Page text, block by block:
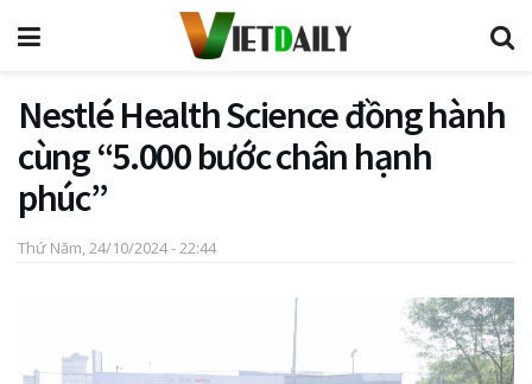
Nestlé Health Science đồng hành
cùng “5.000 bước chân hạnh
phúc”
Thứ Năm, 24/10/2024 - 22:44